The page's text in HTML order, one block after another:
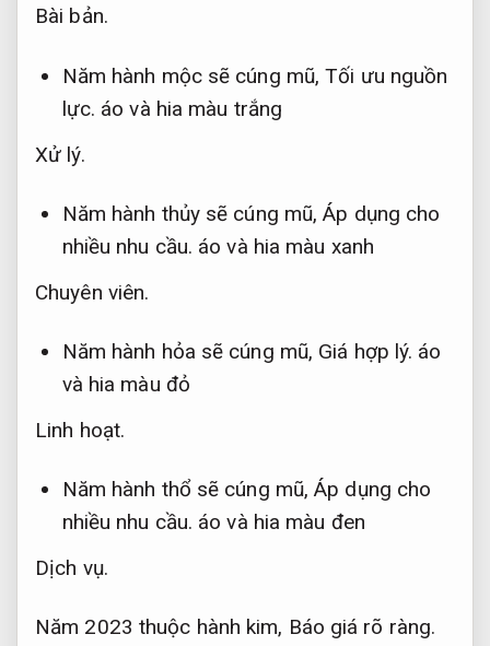
Bài bản.
Năm hành mộc sẽ cúng mũ,Tối ưu nguồn
lực. áo và hia màu trắng
Xử lý.
Năm hành thủy sẽ cúng mũ,Áp dụng cho
nhiều nhu cầu. áo và hia màu xanh
Chuyên viên.
Năm hành hỏa sẽ cúng mũ, Giá hợp lý. áo
và hia màu đỏ
Linh hoạt.
Năm hành thổ sẽ cúng mũ,Áp dụng cho
nhiều nhu cầu. áo và hia màu đen
Dịch vụ.
Năm 2023 thuộc hành kim, Báo giá rõ ràng.